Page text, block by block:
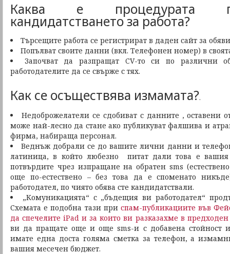
Каква е процедурата
кандидатстването за работа?
Търсещите работа се регистрират в даден сайт за
Попълват своите данни (вкл. Телефонен номер) в
Започват да разпращат CV-то си по различни
работодателите да се свърже с тях.
Как се осъществява измамата?.
Недоброжелатели се сдобиват с данните , оставени
може най-лесно да стане ако публикуват фалшива и
фирма, набираща персонал.
Веднъж добрали се до вашите лични данни и
латиница, в който любезно питат дали това е
потвърдите чрез изпращане на обратен sms
още по-естествено – без това да е споменато
работодател, по чиято обява сте кандидатствали.
„Комуникацията“ с „бъдещия ви работодател“
Схемата е подобна тази приспам-публикациите във
да спечелите iPad и за които ви разказахме в
ви да пращате още и още sms-и с добавена стойност и
имате една доста голяма сметка за телефон, а
вашия месечен бюджет.